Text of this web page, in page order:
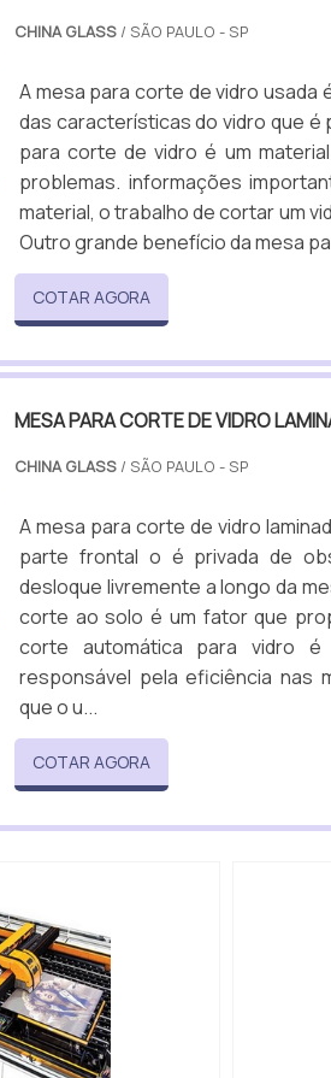
CHINA GLASS / SÃO PAULO - SP
A mesa para corte de vidro usada
das características do vidro que é
para corte de vidro é um
problemas. informações
material, o trabalho de cortar um
Outro grande benefício da mesa
COTAR AGORA
MESA PARA CORTE DE VIDRO
CHINA GLASS / SÃO PAULO - SP
A mesa para corte de vidro
parte frontal o é privada de
desloque livremente a longo da
corte ao solo é um fator que
corte automática para vidro
responsável pela eficiência nas
que o u...
COTAR AGORA